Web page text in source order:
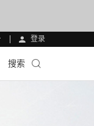
登录
搜索